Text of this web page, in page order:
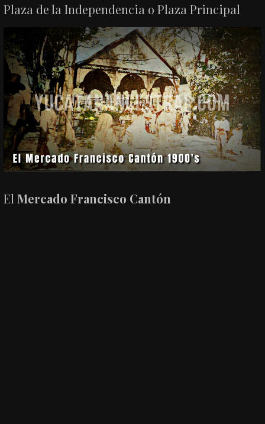
Plaza de la Independencia o Plaza Principal
ElMercado Francisco Cantón